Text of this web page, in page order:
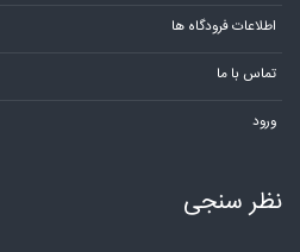
اطلاعات فرودگاه ها
تماس با ما
ورود
نظر سنجی